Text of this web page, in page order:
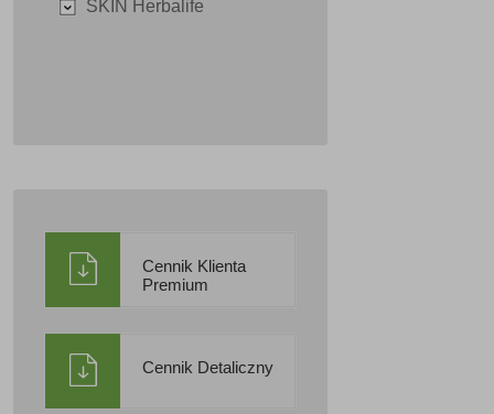
SKIN Herbalife
Cennik Klienta
Premium
Cennik Detaliczny